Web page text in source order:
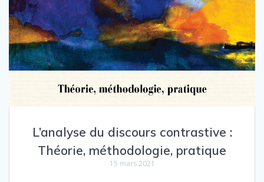
L’analyse du discours contrastive :
Théorie, méthodologie, pratique
15 mars 2021